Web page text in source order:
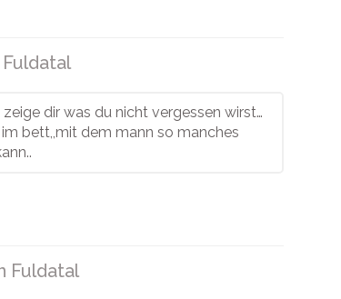
Fuldatal
dir was du nicht vergessen wirst…
bett,,mit dem mann so manches
Fuldatal